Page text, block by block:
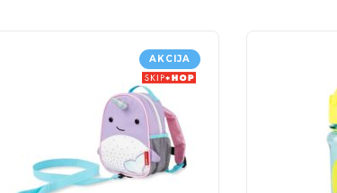
AKCIJA